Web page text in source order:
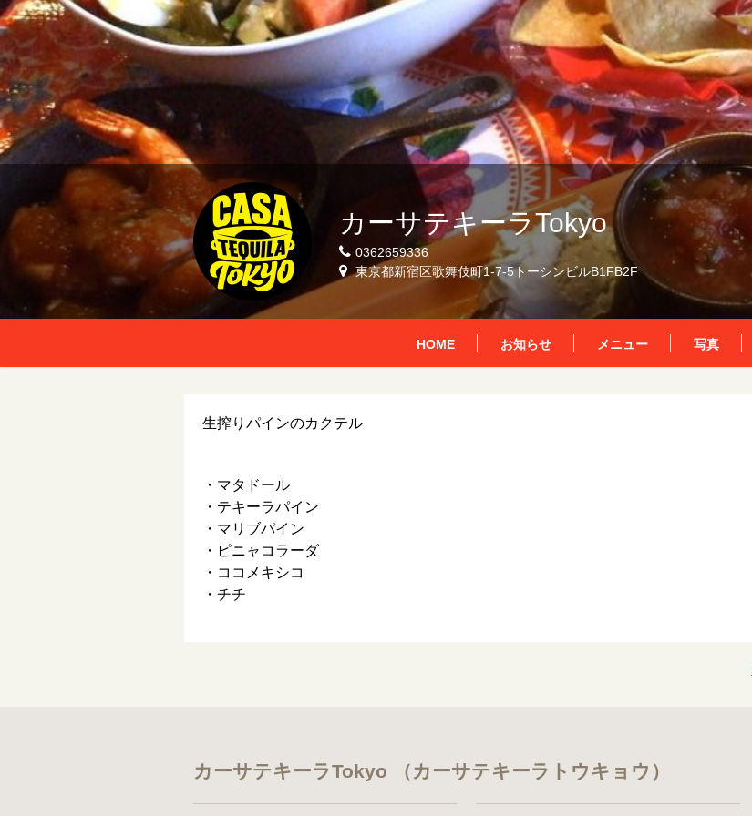
カーサテキーラTokyo
0362659336
東京都新宿区歌舞伎町1-7-5トーシンビルB1FB2F
HOME お知らせ メニュー 写真
生搾りパインのカクテル
・マタドール
・テキーラパイン
・マリブパイン
・ピニャコラーダ
・ココメキシコ
・チチ
カーサテキーラTokyo （カーサテキーラトウキョウ）